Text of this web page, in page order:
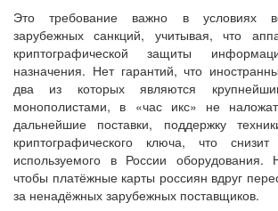
Это требование важно в условиях
зарубежных санкций, учитывая, что
криптографической защиты
назначения. Нет гарантий, что
два из которых являются
монополистами, в «час икс» не
дальнейшие поставки, поддержку
криптографического ключа, что
используемого в России оборудования.
чтобы платёжные карты россиян вдруг
за ненадёжных зарубежных поставщиков.